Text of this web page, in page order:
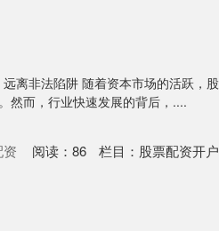
离非法陷阱 随着资本市场的活跃，股
然而，行业快速发展的背后，....
阅读： 86 栏目： 股票配资开户